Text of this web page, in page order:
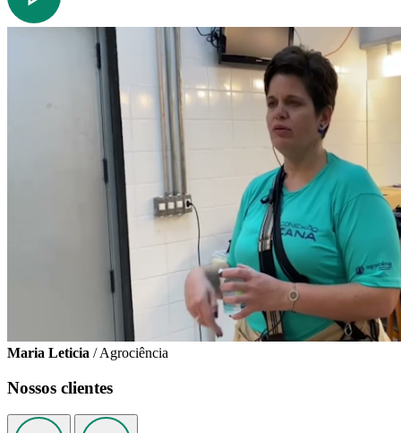
Maria Leticia / Agrociência
Nossos clientes